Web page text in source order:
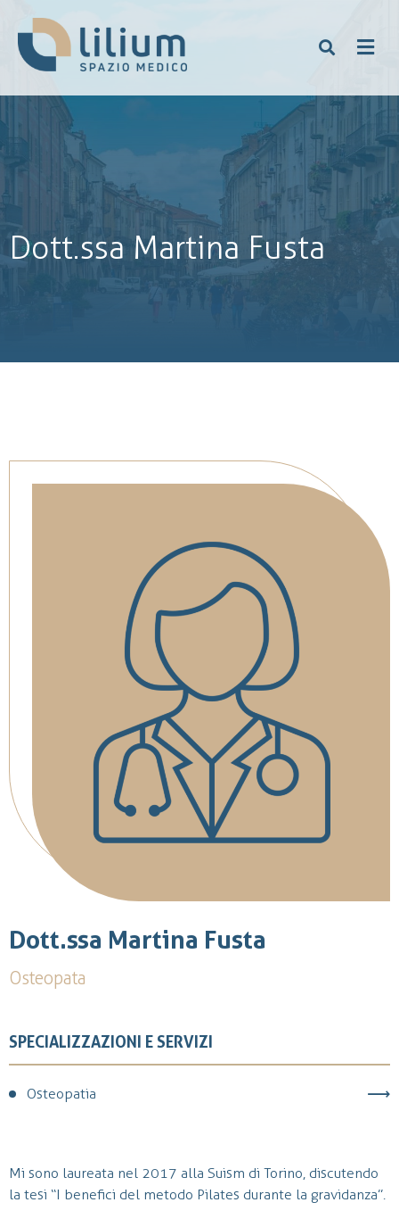
Dott.ssa Martina Fusta
Dott.ssa Martina Fusta
Osteopata
SPECIALIZZAZIONI E SERVIZI
Osteopatia
Mi sono laureata nel 2017 alla Suism di Torino, discutendo
la tesi “I benefici del metodo Pilates durante la gravidanza”.